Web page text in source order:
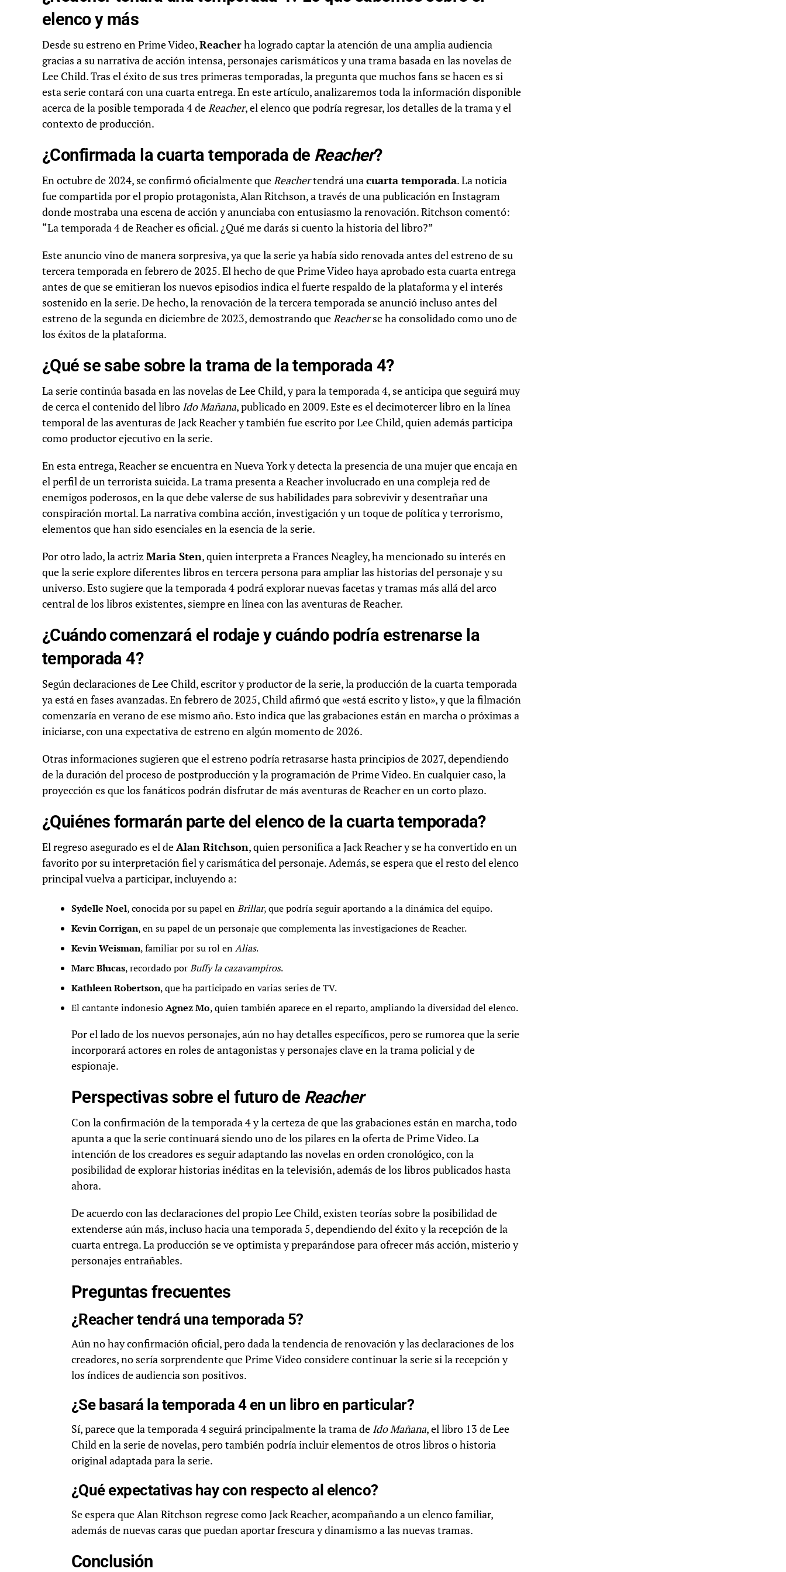
elenco y más
Desde su estreno en Prime Video,Reacherha logrado captar la atención de una amplia audiencia
gracias a su narrativa de acción intensa, personajes carismáticos y una trama basada en las novelas de
Lee Child. Tras el éxito de sus tres primeras temporadas, la pregunta que muchos fans se hacen es si
esta serie contará con una cuarta entrega. En este artículo, analizaremos toda la información disponible
acerca de la posible temporada 4 deReacher, el elenco que podría regresar, los detalles de la trama y el
contexto de producción.
¿Confirmada la cuarta temporada de Reacher?
En octubre de 2024, se confirmó oficialmente queReachertendrá unacuarta temporada. La noticia
fue compartida por el propio protagonista, Alan Ritchson, a través de una publicación en Instagram
donde mostraba una escena de acción y anunciaba con entusiasmo la renovación. Ritchson comentó:
“La temporada 4 de Reacher es oficial. ¿Qué me darás si cuento la historia del libro?”
Este anuncio vino de manera sorpresiva, ya que la serie ya había sido renovada antes del estreno de su
tercera temporada en febrero de 2025. El hecho de que Prime Video haya aprobado esta cuarta entrega
antes de que se emitieran los nuevos episodios indica el fuerte respaldo de la plataforma y el interés
sostenido en la serie. De hecho, la renovación de la tercera temporada se anunció incluso antes del
estreno de la segunda en diciembre de 2023, demostrando queReacherse ha consolidado como uno de
los éxitos de la plataforma.
¿Qué se sabe sobre la trama de la temporada 4?
La serie continúa basada en las novelas de Lee Child, y para la temporada 4, se anticipa que seguirá muy
de cerca el contenido del libro Ido Mañana, publicado en 2009. Este es el decimotercer libro en la línea
temporal de las aventuras de Jack Reacher y también fue escrito por Lee Child, quien además participa
como productor ejecutivo en la serie.
En esta entrega, Reacher se encuentra en Nueva York y detecta la presencia de una mujer que encaja en
el perfil de un terrorista suicida. La trama presenta a Reacher involucrado en una compleja red de
enemigos poderosos, en la que debe valerse de sus habilidades para sobrevivir y desentrañar una
conspiración mortal. La narrativa combina acción, investigación y un toque de política y terrorismo,
elementos que han sido esenciales en la esencia de la serie.
Por otro lado, la actriz Maria Sten, quien interpreta a Frances Neagley, ha mencionado su interés en
que la serie explore diferentes libros en tercera persona para ampliar las historias del personaje y su
universo. Esto sugiere que la temporada 4 podrá explorar nuevas facetas y tramas más allá del arco
central de los libros existentes, siempre en línea con las aventuras de Reacher.
¿Cuándo comenzará el rodaje y cuándo podría estrenarse la
temporada 4?
Según declaraciones de Lee Child, escritor y productor de la serie, la producción de la cuarta temporada
ya está en fases avanzadas. En febrero de 2025, Child afirmó que «está escrito y listo», y que la filmación
comenzaría en verano de ese mismo año. Esto indica que las grabaciones están en marcha o próximas a
iniciarse, con una expectativa de estreno en algún momento de 2026.
Otras informaciones sugieren que el estreno podría retrasarse hasta principios de 2027, dependiendo
de la duración del proceso de postproducción y la programación de Prime Video. En cualquier caso, la
proyección es que los fanáticos podrán disfrutar de más aventuras de Reacher en un corto plazo.
¿Quiénes formarán parte del elenco de la cuarta temporada?
El regreso asegurado es el deAlan Ritchson, quien personifica a Jack Reacher y se ha convertido en un
favorito por su interpretación fiel y carismática del personaje. Además, se espera que el resto del elenco
principal vuelva a participar, incluyendo a:
Sydelle Noel, conocida por su papel enBrillar, que podría seguir aportando a la dinámica del equipo.
Kevin Corrigan, en su papel de un personaje que complementa las investigaciones de Reacher.
Kevin Weisman, familiar por su rol enAlias.
Marc Blucas, recordado porBuffy la cazavampiros.
Kathleen Robertson, que ha participado en varias series de TV.
El cantante indonesioAgnez Mo, quien también aparece en el reparto, ampliando la diversidad del elenco.
Por el lado de los nuevos personajes, aún no hay detalles específicos, pero se rumorea que la serie
incorporará actores en roles de antagonistas y personajes clave en la trama policial y de
espionaje.
Perspectivas sobre el futuro de Reacher
Con la confirmación de la temporada 4 y la certeza de que las grabaciones están en marcha, todo
apunta a que la serie continuará siendo uno de los pilares en la oferta de Prime Video. La
intención de los creadores es seguir adaptando las novelas en orden cronológico, con la
posibilidad de explorar historias inéditas en la televisión, además de los libros publicados hasta
ahora.
De acuerdo con las declaraciones del propio Lee Child, existen teorías sobre la posibilidad de
extenderse aún más, incluso hacia una temporada 5, dependiendo del éxito y la recepción de la
cuarta entrega. La producción se ve optimista y preparándose para ofrecer más acción, misterio y
personajes entrañables.
Preguntas frecuentes
¿Reacher tendrá una temporada 5?
Aún no hay confirmación oficial, pero dada la tendencia de renovación y las declaraciones de los
creadores, no sería sorprendente que Prime Video considere continuar la serie si la recepción y
los índices de audiencia son positivos.
¿Se basará la temporada 4 en un libro en particular?
Sí, parece que la temporada 4 seguirá principalmente la trama de Ido Mañana, el libro 13 de Lee
Child en la serie de novelas, pero también podría incluir elementos de otros libros o historia
original adaptada para la serie.
¿Qué expectativas hay con respecto al elenco?
Se espera que Alan Ritchson regrese como Jack Reacher, acompañando a un elenco familiar,
además de nuevas caras que puedan aportar frescura y dinamismo a las nuevas tramas.
Conclusión